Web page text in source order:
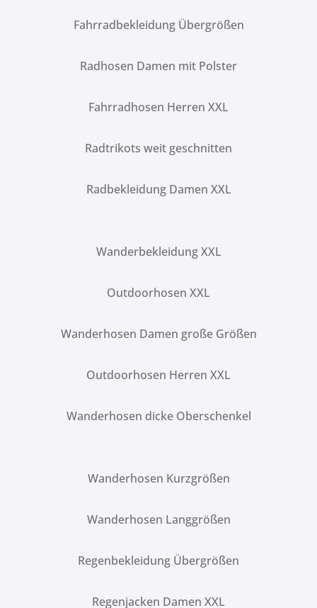
Fahrradbekleidung Übergrößen
Radhosen Damen mit Polster
Fahrradhosen Herren XXL
Radtrikots weit geschnitten
Radbekleidung Damen XXL
Wanderbekleidung XXL
Outdoorhosen XXL
Wanderhosen Damen große Größen
Outdoorhosen Herren XXL
Wanderhosen dicke Oberschenkel
Wanderhosen Kurzgrößen
Wanderhosen Langgrößen
Regenbekleidung Übergrößen
Regenjacken Damen XXL